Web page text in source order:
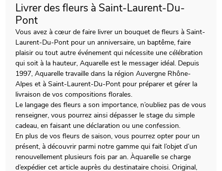
Livrer des fleurs à Saint-Laurent-Du-
Pont
Vous avez à cœur de faire livrer un bouquet de fleurs à Saint-
Laurent-Du-Pont pour un anniversaire, un baptême, faire
plaisir ou tout autre événement qui nécessite une célébration
qui soit à la hauteur, Aquarelle est le messager idéal. Depuis
1997, Aquarelle travaille dans la région Auvergne Rhône-
Alpes et à Saint-Laurent-Du-Pont pour préparer et gérer la
livraison de vos compositions florales.
Le langage des fleurs a son importance, n’oubliez pas de vous
renseigner, vous pourrez ainsi dépasser le stage du simple
cadeau, en faisant une déclaration ou une confession.
En plus de vos fleurs de saison, vous pourrez opter pour un
présent, à découvrir parmi notre gamme qui fait l’objet d’un
renouvellement plusieurs fois par an. Àquarelle se charge
d’expédier cet article auprès du destinataire choisi. Original,